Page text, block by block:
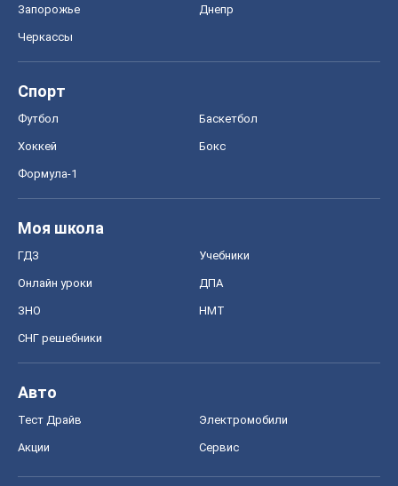
Запорожье Днепр
Черкассы
Спорт
Футбол Баскетбол
Хоккей Бокс
Формула-1
Моя школа
ГДЗ Учебники
Онлайн уроки ДПА
ЗНО НМТ
СНГ решебники
Авто
Тест Драйв Электромобили
Акции Сервис